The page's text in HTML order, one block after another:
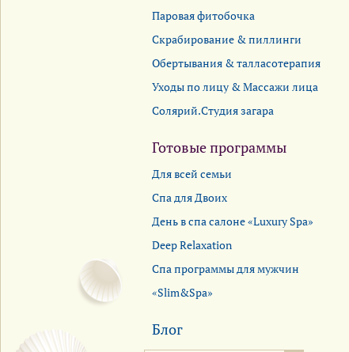
Паровая фитобочка
Скрабирование & пиллинги
Обертывания & талласотерапия
Уходы по лицу & Массажи лица
Солярий.Студия загара
Готовые программы
Для всей семьи
Спа для Двоих
День в спа салоне «Luxury Spa»
Deep Relaxation
Спа программы для мужчин
«Slim&Spa»
Блог